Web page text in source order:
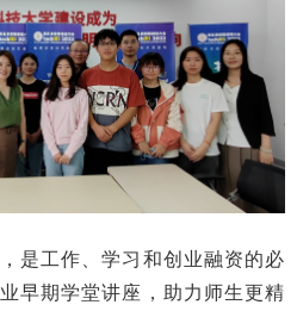
是工作、学习和创业融资的必
早期学堂讲座，助力师生更精